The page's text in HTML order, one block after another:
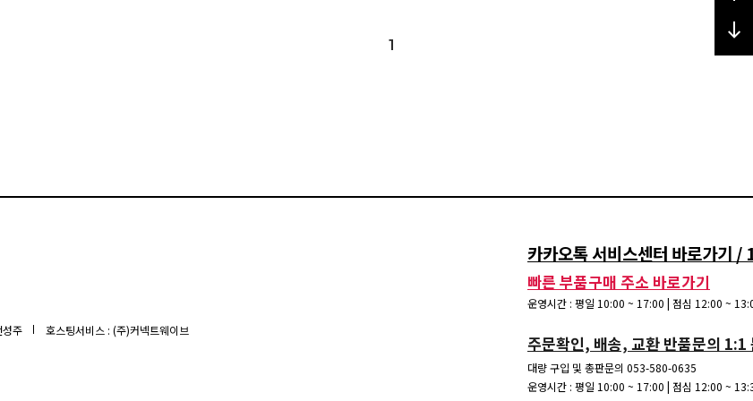
1
성주
호스팅서비스 : (주)커넥트웨이브
카카오톡 서비스센터 바로가기
빠른 부품구매 주소 바로가기
운영시간 : 평일 10:00 ~ 17:00 | 점심 12:00 ~
주문확인, 배송, 교환 반품문의 1:1
대량 구입 및 총판문의 053-580-0635
운영시간 : 평일 10:00 ~ 17:00 | 점심 12:00 ~